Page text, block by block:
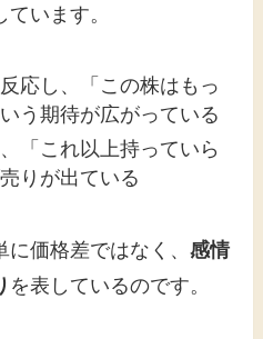
ています。
応し、「この株はもっ
う期待が広がっている
「これ以上持っていら
りが出ている
に価格差ではなく、感情
を表しているのです。